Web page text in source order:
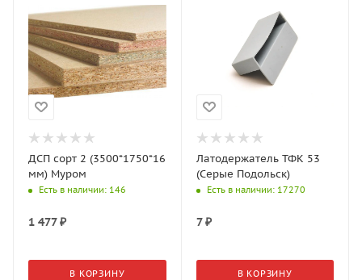
ДСП сорт 2 (3500*1750*16
мм) Муром
Есть в наличии: 146
1 477₽
В КОРЗИНУ
Латодержатель ТФК 53
(Серые Подольск)
Есть в наличии: 17270
7₽
В КОРЗИНУ